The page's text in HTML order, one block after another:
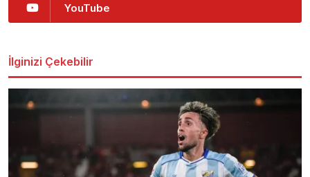
YouTube
İlginizi Çekebilir